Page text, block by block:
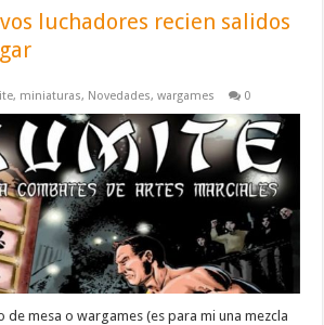
luchadores recien salidos
, miniaturas, Novedades,wargames 0
de mesa o wargames (es para mi una mezcla